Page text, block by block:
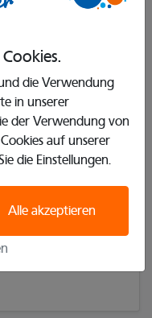
die Verwendung
in unserer
der Verwendung von
auf unserer
die Einstellungen.
Alle akzeptieren
𝕏
finanziert.